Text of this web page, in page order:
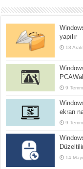
yapılır
18
9
ekran
9
14